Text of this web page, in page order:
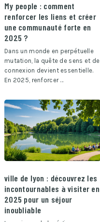
My people : comment
renforcer les liens et créer
une communauté forte en
2025 ?
Dans un monde en perpétuelle
mutation, la quête de sens et de
connexion devient essentielle.
En 2025, renforcer …
ville de lyon : découvrez les
incontournables à visiter en
2025 pour un séjour
inoubliable